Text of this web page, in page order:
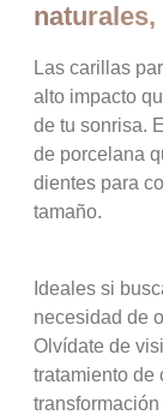
Las carillas
alto impacto
de tu sonrisa.
de porcelana
dientes para
tamaño.
Ideales si
necesidad de
Olvídate de
tratamiento de